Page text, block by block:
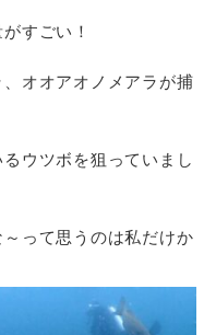
すごい！
オオアオノメアラが捕
ウツボを狙っていまし
って思うのは私だけか